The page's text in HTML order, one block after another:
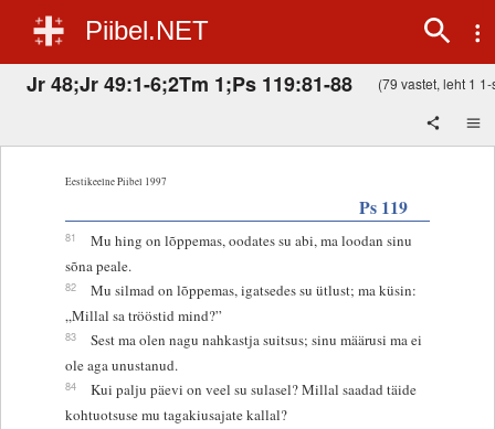
Piibel.NET
Jr 48;Jr 49:1-6;2Tm 1;Ps 119:81-88 (79 vastet, leht 1 1-
Eestikeelne Piibel 1997
Ps 119
81
Mu hing on lõppemas, oodates su abi, ma loodan sinu
sõna peale.
82
Mu silmad on lõppemas, igatsedes su ütlust; ma küsin:
„Millal sa trööstid mind?”
83
Sest ma olen nagu nahkastja suitsus; sinu määrusi ma ei
ole aga unustanud.
84
Kui palju päevi on veel su sulasel? Millal saadad täide
kohtuotsuse mu tagakiusajate kallal?